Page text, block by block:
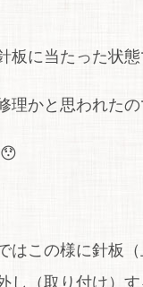
板に当たった状態
理かと思われたの
はこの様に針板
し（取り付け）